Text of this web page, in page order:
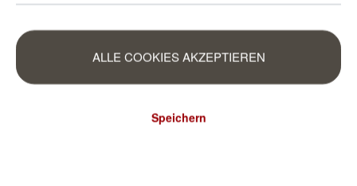
ALLE COOKIES AKZEPTIEREN
Speichern